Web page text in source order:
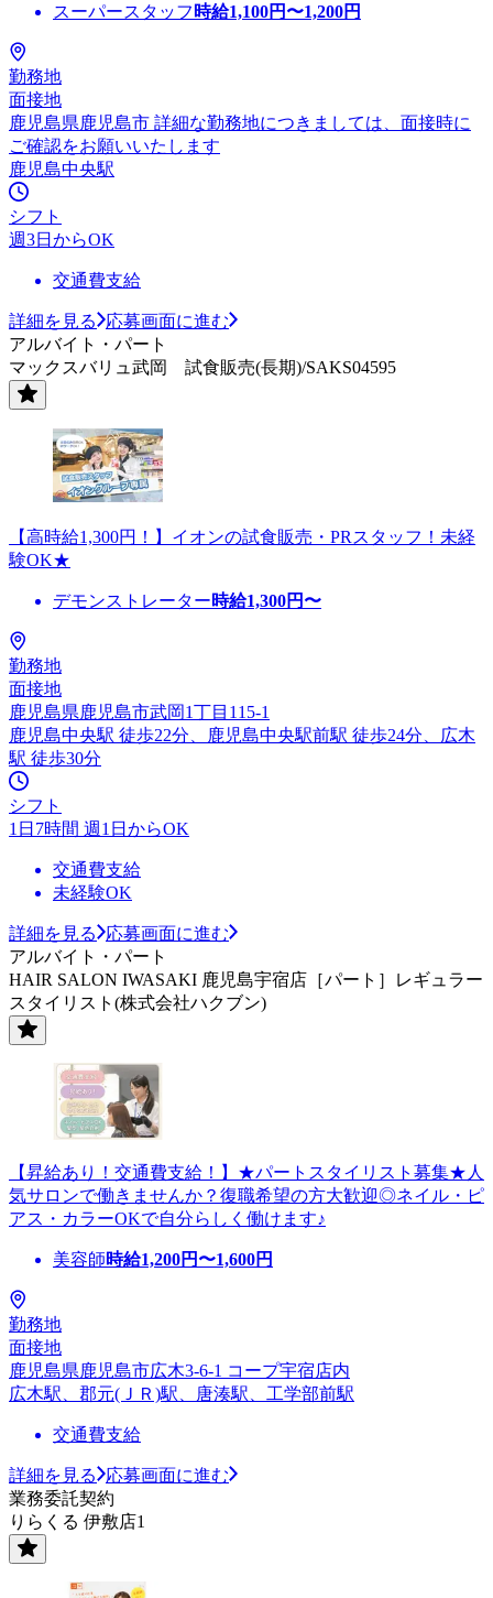
スーパースタッフ 時給1,100円〜1,200円
勤務地
面接地
鹿児島県鹿児島市 詳細な勤務地につきましては、面接時に
ご確認をお願いいたします
鹿児島中央駅
シフト
週3日からOK
交通費支給
詳細を見る
応募画面に進む
アルバイト・パート
マックスバリュ武岡 試食販売(長期)/SAKS04595
【高時給1,300円！】イオンの試食販売・PRスタッフ！未経
験OK★
デモンストレーター時給1,300円〜
勤務地
面接地
鹿児島県鹿児島市武岡1丁目115-1
鹿児島中央駅 徒歩22分、鹿児島中央駅前駅 徒歩24分、広木
駅 徒歩30分
シフト
1日7時間 週1日からOK
交通費支給
未経験OK
詳細を見る
応募画面に進む
アルバイト・パート
HAIR SALON IWASAKI 鹿児島宇宿店［パート］レギュラー
スタイリスト(株式会社ハクブン)
【昇給あり！交通費支給！】★パートスタイリスト募集★人
気サロンで働きませんか？復職希望の方大歓迎◎ネイル・ピ
アス・カラーOKで自分らしく働けます♪
美容師時給1,200円〜1,600円
勤務地
面接地
鹿児島県鹿児島市広木3-6-1 コープ宇宿店内
広木駅、郡元(ＪＲ)駅、唐湊駅、工学部前駅
交通費支給
詳細を見る
応募画面に進む
業務委託契約
りらくる 伊敷店1